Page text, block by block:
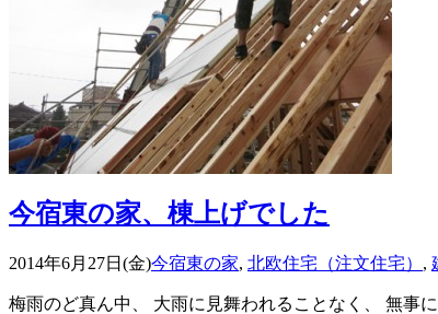
今宿東の家、棟上げでした
2014年6月27日(金)今宿東の家, 北欧住宅（注文住宅） ,
梅雨のど真ん中、 大雨に見舞われることなく、 無事